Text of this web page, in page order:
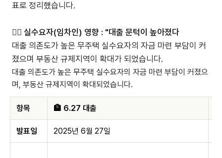
표로 정리했습니다.
💁‍♂️ 실수요자(임차인) 영향 : "대출 문턱이 높아졌다
대출 의존도가 높은 무주택 실수요자의 자금 마련 부담이 커
졌으며 부동산 규제지역이 확대가 되었습니다.
대출 의존도가 높은 무주택 실수요자의 자금 마련 부담이 커졌으
며, 부동산 규제지역이 확대되었습니다.
항목 🏦 6.27 대출
발표일 2025년 6월 27일